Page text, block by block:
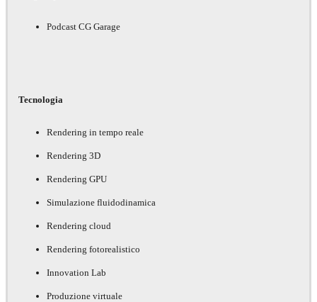
Podcast CG Garage
Tecnologia
Rendering in tempo reale
Rendering 3D
Rendering GPU
Simulazione fluidodinamica
Rendering cloud
Rendering fotorealistico
Innovation Lab
Produzione virtuale